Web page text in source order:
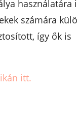
használatára
számára
így ők is
itt.